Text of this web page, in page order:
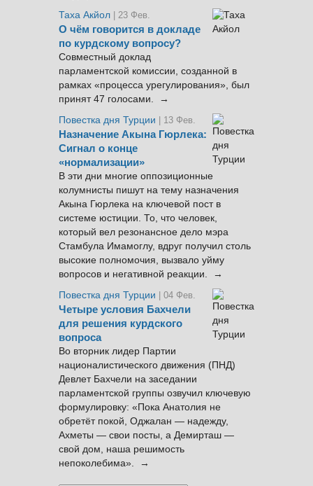
Таха Акйол | 23 Фев.
О чём говорится в докладе
по курдскому вопросу?
Совместный доклад
парламентской комиссии, созданной в
рамках «процесса урегулирования», был
принят 47 голосами. →
Повестка дня Турции
| 13 Фев.
Назначение Акына Гюрлека:
Сигнал о конце
«нормализации»
В эти дни многие оппозиционные
колумнисты пишут на тему назначения
Акына Гюрлека на ключевой пост в
системе юстиции. То, что человек,
который вел резонансное дело мэра
Стамбула Имамоглу, вдруг получил столь
высокие полномочия, вызвало уйму
вопросов и негативной реакции. →
Повестка дня Турции
| 04 Фев.
Четыре условия Бахчели
для решения курдского
вопроса
Во вторник лидер Партии
националистического движения (ПНД)
Девлет Бахчели на заседании
парламентской группы озвучил ключевую
формулировку: «Пока Анатолия не
обретёт покой, Оджалан — надежду,
Ахметы — свои посты, а Демирташ —
свой дом, наша решимость
непоколебима». →